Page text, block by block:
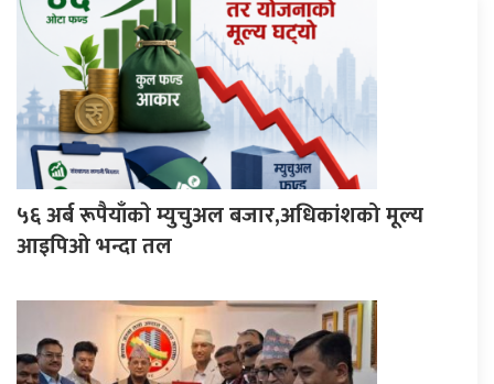
५६ अर्ब रूपैयाँकाे म्युचुअल बजार,अधिकांशको मूल्य
आइपिओ भन्दा तल